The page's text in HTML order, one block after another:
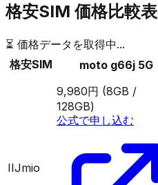
格安SIM 価格比較表
⏳ 価格データを取得中...
格安SIM
moto g66j 5G
IIJmio
9,980円 (8GB /
128GB)
公式で申し込む